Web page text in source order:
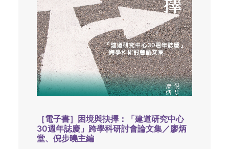
［電子書］困境與抉擇：「建道研究中心
30週年誌慶」跨學科研討會論文集／廖炳
堂、倪步曉主編